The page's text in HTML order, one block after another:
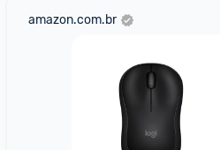
amazon.com.br